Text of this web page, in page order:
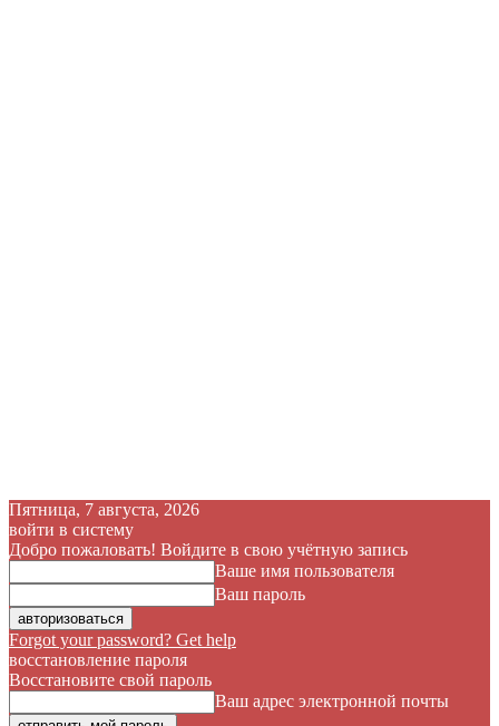
Пятница, 7 августа, 2026
войти в систему
Добро пожаловать! Войдите в свою учётную запись
Ваше имя пользователя
Ваш пароль
Forgot your password? Get help
восстановление пароля
Восстановите свой пароль
Ваш адрес электронной почты